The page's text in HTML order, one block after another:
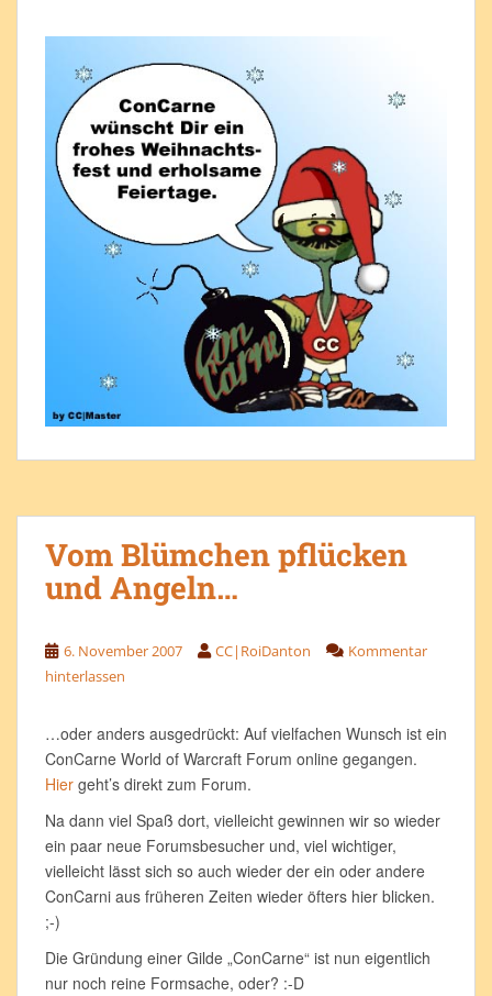
Vom Blümchen pflücken
und Angeln…
6. November 2007 CC|RoiDanton
Kommentar
hinterlassen
…oder anders ausgedrückt: Auf vielfachen Wunsch ist ein
ConCarne World of Warcraft Forum online gegangen.
Hier geht’s direkt zum Forum.
Na dann viel Spaß dort, vielleicht gewinnen wir so wieder
ein paar neue Forumsbesucher und, viel wichtiger,
vielleicht lässt sich so auch wieder der ein oder andere
ConCarni aus früheren Zeiten wieder öfters hier blicken.
;-)
Die Gründung einer Gilde „ConCarne“ ist nun eigentlich
nur noch reine Formsache, oder? :-D